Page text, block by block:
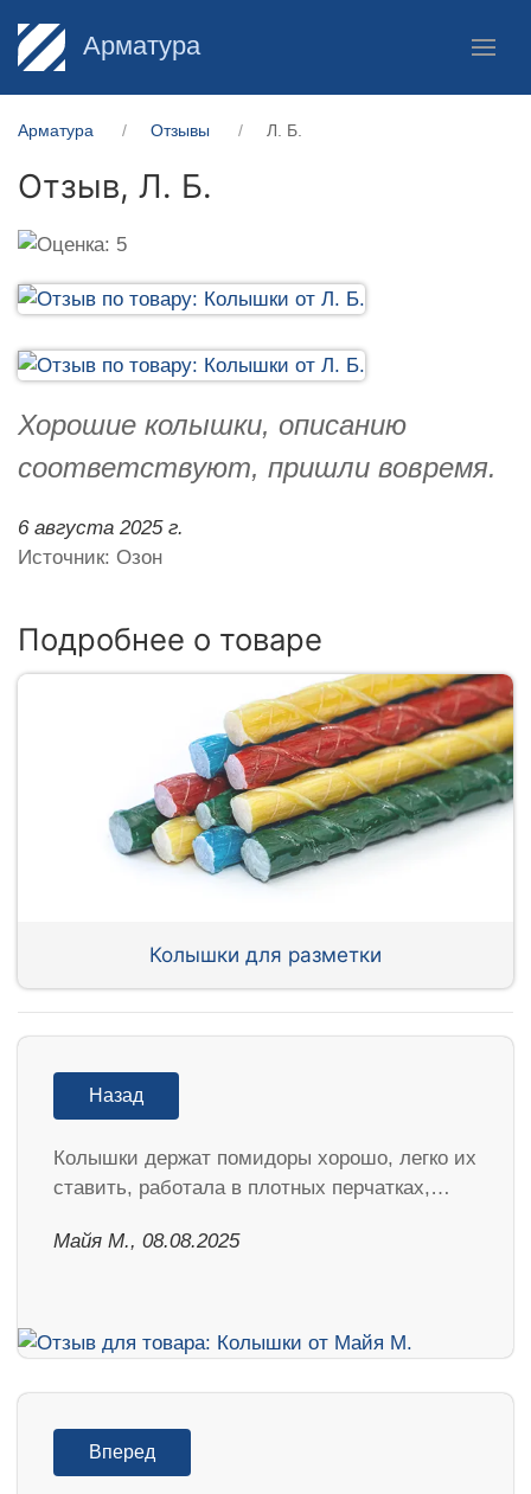
Арматура
Арматура Отзывы Л. Б.
Отзыв, Л. Б.
Хорошие колышки, описанию
соответствуют, пришли вовремя.
6 августа 2025 г.
Источник: Озон
Подробнее о товаре
Колышки для разметки
Назад
Колышки держат помидоры хорошо, легко их
ставить, работала в плотных перчатках,…
Майя М., 08.08.2025
Вперед